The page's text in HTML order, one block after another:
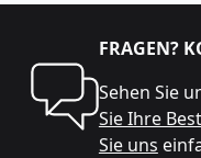
FRAGEN?
Sehen Sie
Sie Ihre
Sie uns